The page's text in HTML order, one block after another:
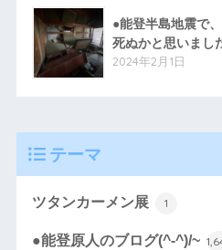
●能登半島地震で
死ぬかと思いまし
2024年2月1日
テーマ
ツタンカーメン展 1
●能登原人のブログ(^-^)/~